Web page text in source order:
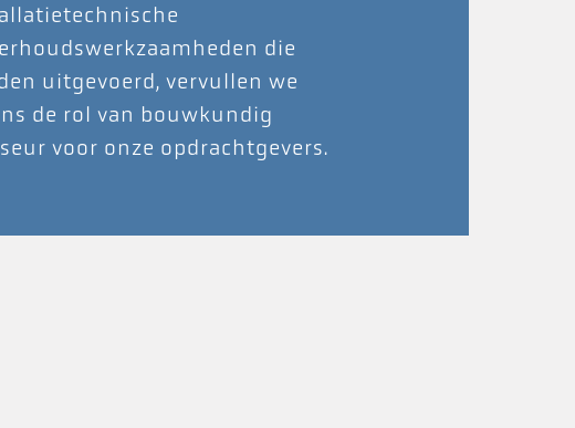
die
uitgevoerd, vervullen we
de rol van bouwkundig
voor onze opdrachtgevers.